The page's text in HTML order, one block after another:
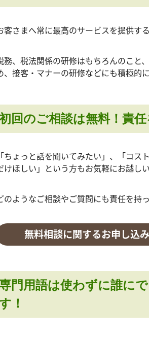
客さまへ常に最高のサービスを提供す
務、税法関係の研修はもちろんのこと
、接客・マナーの研修などにも積極的
回のご相談は無料！責
ちょっと話を聞いてみたい」、「コス
けほしい」という方もお気軽にお越し
のようなご相談やご質問にも責任を持
無料相談に関するお申し込
門用語は使わずに誰に
！